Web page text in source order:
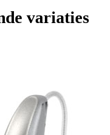
variaties